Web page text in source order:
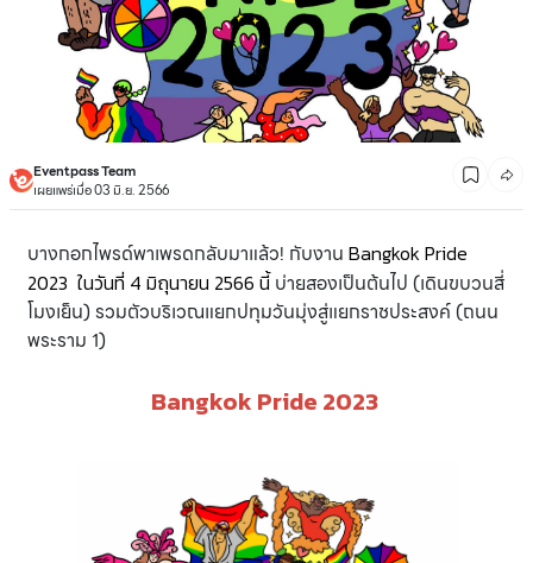
Eventpass Team
เผยแพร่เมื่อ 03 มิ.ย. 2566
บางกอกไพรด์พาเพรดกลับมาแล้ว! กับงาน Bangkok Pride
2023 ในวันที่ 4 มิถุนายน 2566 นี้ บ่ายสองเป็นต้นไป (เดินขบวนสี่
โมงเย็น) รวมตัวบริเวณแยกปทุมวันมุ่งสู่แยกราชประสงค์ (ถนน
พระราม 1)
Bangkok Pride 2023